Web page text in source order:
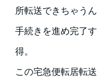
所転送できちゃう
手続きを進め完了
得。
この宅急便転居転